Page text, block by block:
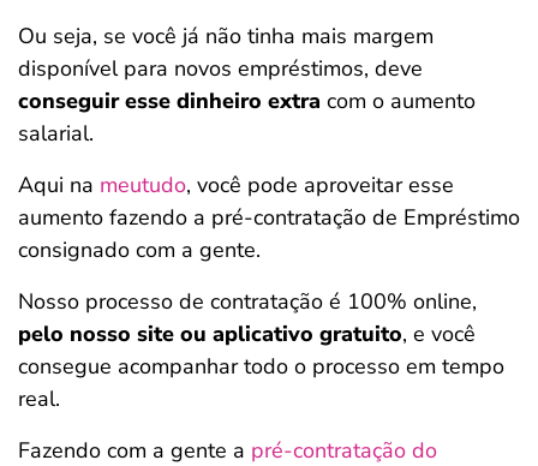
Ou seja, se você já não tinha mais margem
disponível para novos empréstimos, deve
conseguir esse dinheiro extra com o aumento
salarial.
Aqui na meutudo, você pode aproveitar esse
aumento fazendo a pré-contratação de Empréstimo
consignado com a gente.
Nosso processo de contratação é 100% online,
pelo nosso site ou aplicativo gratuito, e você
consegue acompanhar todo o processo em tempo
real.
Fazendo com a gente a pré-contratação do